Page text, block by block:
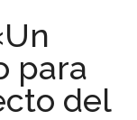
para
del